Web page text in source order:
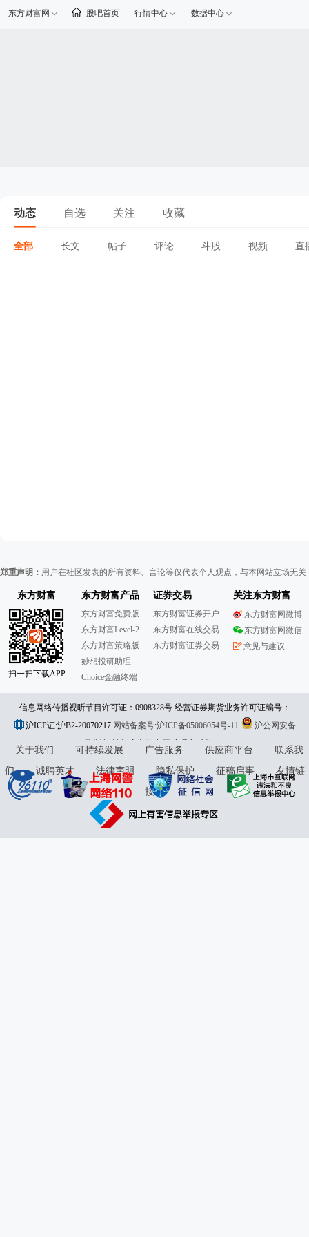
东方财富网 股吧首页 行情中心 数据中心
动态 自选 关注 收藏
全部 长文 帖子 评论 斗股 视频 直
郑重声明： 用户在社区发表的所有资料、言论等仅代表个人观点，与本网站立场无
东方财富
扫一扫下载APP
东方财富产品
东方财富免费版
东方财富Level-2
东方财富策略版
妙想投研助理
Choice金融终端
证券交易
东方财富证券开户
东方财富在线交易
东方财富证券交易
关注东方财富
东方财富网微博
东方财富网微信
意见与建议
信息网络传播视听节目许可证：0908328号 经营证券期货业务许可证编号：
913101046312860336 违法和不良信息举报:021-61278686 举报邮箱：
jubao@eastmoney.com
沪ICP证:沪B2-20070217 网站备案号:沪ICP备05006054号-11
沪公网安备
31010402000120号版权所有:东方财富网意见与建议:4000300059/952500
关于我们 可持续发展 广告服务 供应商平台
联系我
们
诚聘英才 法律声明 隐私保护 征稿启事
友情链
接